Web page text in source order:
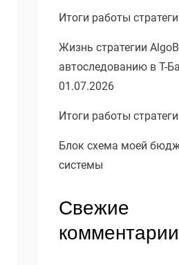
Итоги работы
Жизнь стратегии
автоследованию в Т-
01.07.2026
Итоги работы
Блок схема моей
системы
Свежие
комментарии